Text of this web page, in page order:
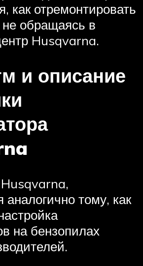
как отремонтировать
обращаясь в
Husqvarna.
и описание
аналогично тому, как
на бензопилах